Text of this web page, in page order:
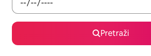
Pretraži